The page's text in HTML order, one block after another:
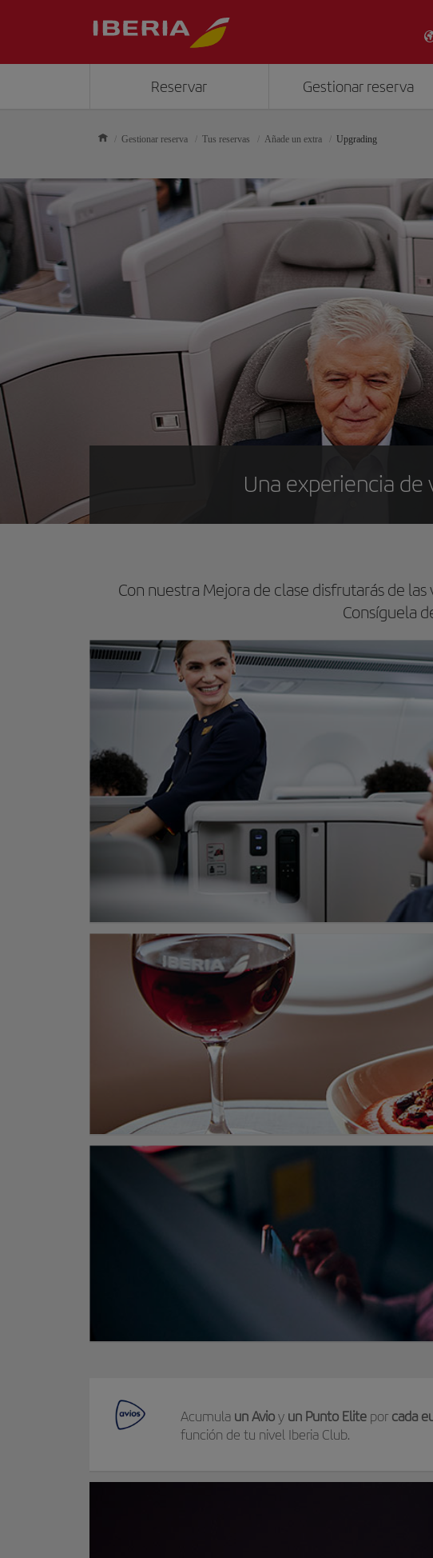
Reservar Gestionar reserva
Gestionar reserva Tus reservas Añade un extra Upgrading
Una experiencia de
Con nuestra Mejora de clase disfrutarás de
Consíguela
Acumula un Avioy un Punto Elitepor cada
función de tu nivel Iberia Club.